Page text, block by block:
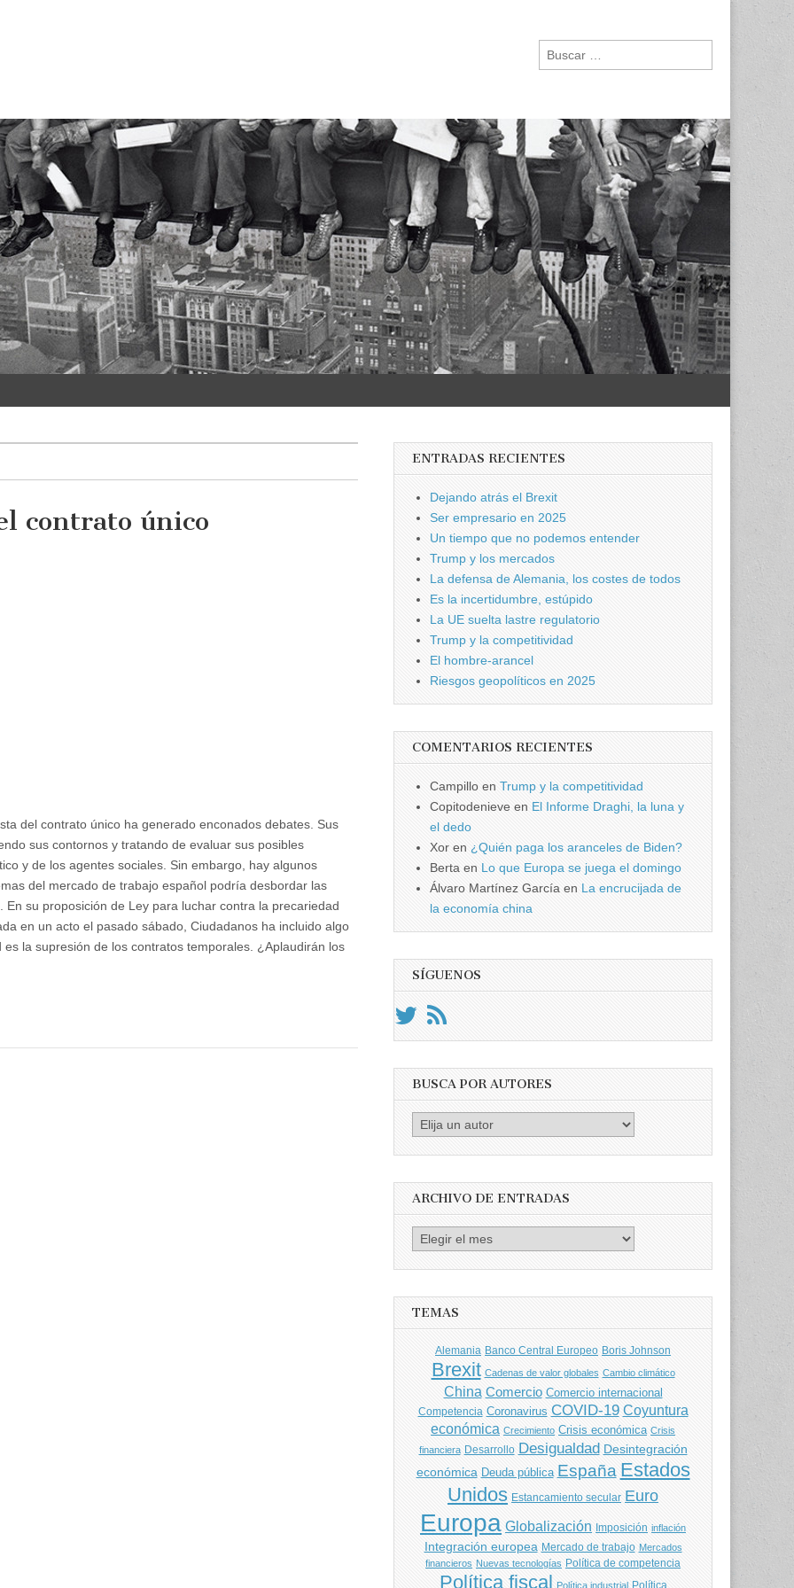
Buscar:
contrato único
del contrato único ha generado enconados debates. Sus
sus contornos y tratando de evaluar sus posibles
y de los agentes sociales. Sin embargo, hay algunos
del mercado de trabajo español podría desbordar las
su proposición de Ley para luchar contra la precariedad
en un acto el pasado sábado, Ciudadanos ha incluido algo
la supresión de los contratos temporales. ¿Aplaudirán los
ENTRADAS RECIENTES
Dejando atrás el Brexit
Ser empresario en 2025
Un tiempo que no podemos entender
Trump y los mercados
La defensa de Alemania, los costes de todos
Es la incertidumbre, estúpido
La UE suelta lastre regulatorio
Trump y la competitividad
El hombre-arancel
Riesgos geopolíticos en 2025
COMENTARIOS RECIENTES
Campillo enTrump y la competitividad
Copitodenieve en El Informe Draghi, la luna y
el dedo
Xor en ¿Quién paga los aranceles de Biden?
Berta en Lo que Europa se juega el domingo
Álvaro Martínez García en La encrucijada de
la economía china
SÍGUENOS
BUSCA POR AUTORES
Busca
por
ARCHIVO DE ENTRADAS
Archivo
TEMAS
Alemania Banco Central Europeo Boris Johnson
Brexit Cadenas de valor globales Cambio climático
China Comercio Comercio internacional
Competencia Coronavirus COVID-19 Coyuntura
económica Crecimiento Crisis económica Crisis
financiera Desarrollo Desigualdad Desintegración
económica Deuda pública España Estados
Unidos Estancamiento secular Euro
Europa Globalización Imposición inflación
Integración europea Mercado de trabajo Mercados
financieros Nuevas tecnologías Política de competencia
Política fiscal Política industrial Política